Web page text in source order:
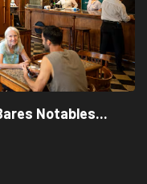
Notables...